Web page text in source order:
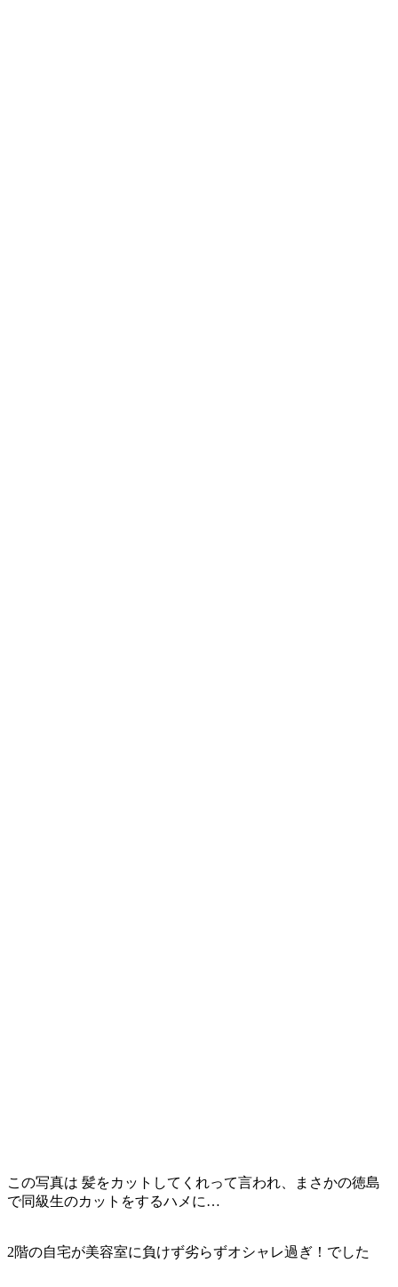
この写真は 髪をカットしてくれって言われ、まさかの徳島
で同級生のカットをするハメに…
2階の自宅が美容室に負けず劣らずオシャレ過ぎ！でした